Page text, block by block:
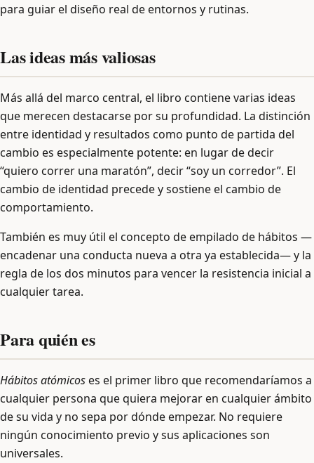
para guiar el diseño real de entornos y rutinas.
Las ideas más valiosas
Más allá del marco central, el libro contiene varias ideas
que merecen destacarse por su profundidad. La distinción
entre identidad y resultados como punto de partida del
cambio es especialmente potente: en lugar de decir
“quiero correr una maratón”, decir “soy un corredor”. El
cambio de identidad precede y sostiene el cambio de
comportamiento.
También es muy útil el concepto de empilado de hábitos —
encadenar una conducta nueva a otra ya establecida— y la
regla de los dos minutos para vencer la resistencia inicial a
cualquier tarea.
Para quién es
Hábitos atómicoses el primer libro que recomendaríamos a
cualquier persona que quiera mejorar en cualquier ámbito
de su vida y no sepa por dónde empezar. No requiere
ningún conocimiento previo y sus aplicaciones son
universales.